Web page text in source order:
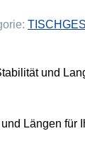
und
Längen für